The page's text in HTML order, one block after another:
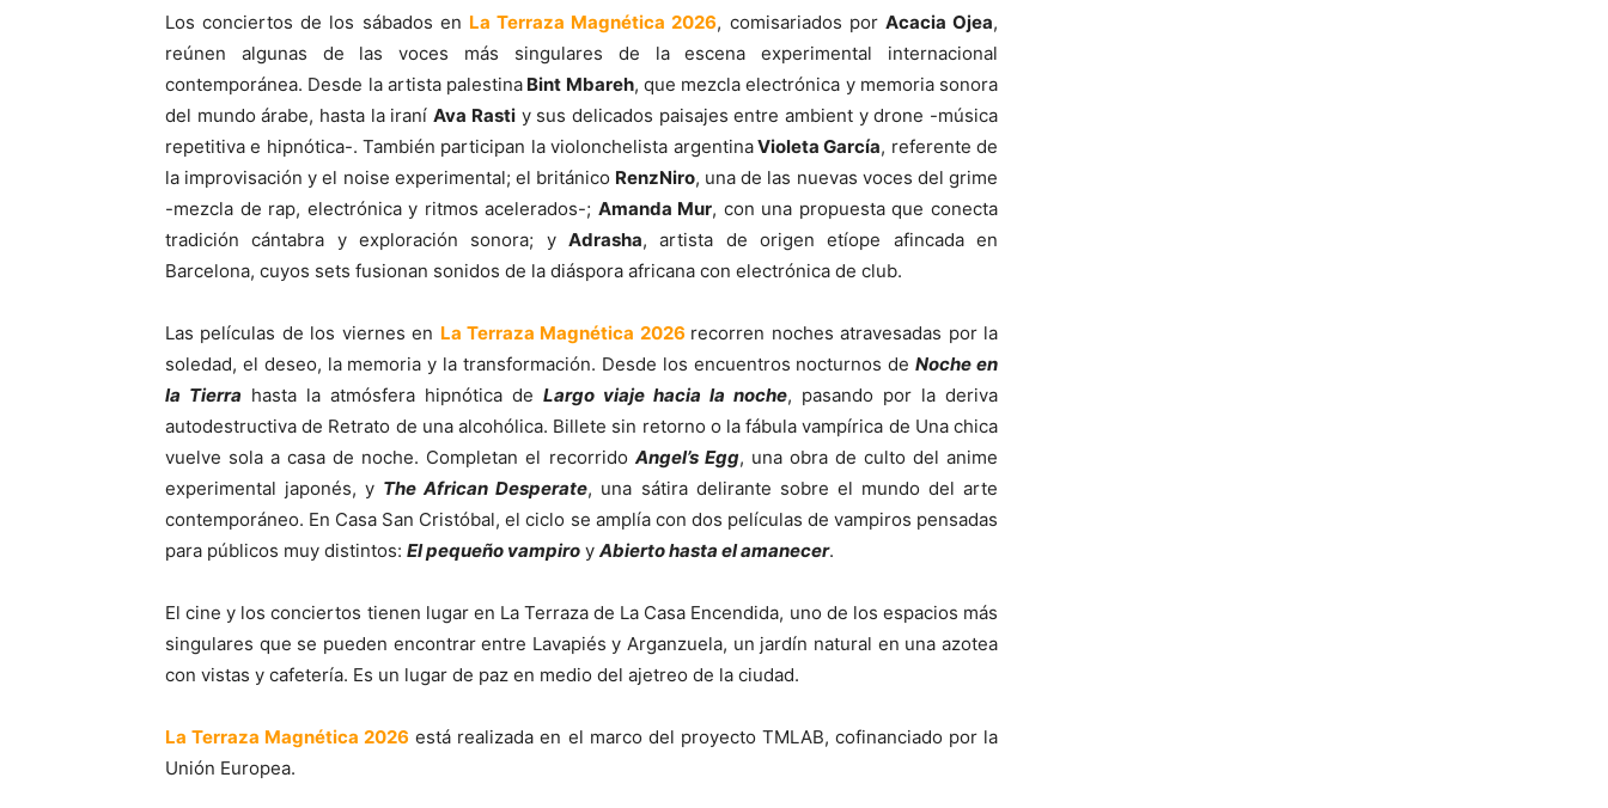
Los conciertos de los sábados en La Terraza Magnética 2026, comisariados por Acacia Ojea,
reúnen algunas de las voces más singulares de la escena experimental internacional
contemporánea. Desde la artista palestina Bint Mbareh, que mezcla electrónica y memoria sonora
del mundo árabe, hasta la iraníAva Rastiy sus delicados paisajes entre ambient y drone -música
repetitiva e hipnótica-. También participan la violonchelista argentinaVioleta García, referente de
la improvisación y el noise experimental; el británico RenzNiro, una de las nuevas voces del grime
-mezcla de rap, electrónica y ritmos acelerados-; Amanda Mur, con una propuesta que conecta
tradición cántabra y exploración sonora; y Adrasha, artista de origen etíope afincada en
Barcelona, cuyos sets fusionan sonidos de la diáspora africana con electrónica de club.
Las películas de los viernes en La Terraza Magnética 2026 recorren noches atravesadas por la
soledad, el deseo, la memoria y la transformación. Desde los encuentros nocturnos deNoche en
la Tierra hasta la atmósfera hipnótica de Largo viaje hacia la noche, pasando por la deriva
autodestructiva de Retrato de una alcohólica. Billete sin retorno o la fábula vampírica de Una chica
vuelve sola a casa de noche. Completan el recorrido Angel’s Egg, una obra de culto del anime
experimental japonés, y The African Desperate, una sátira delirante sobre el mundo del arte
contemporáneo. En Casa San Cristóbal, el ciclo se amplía con dos películas de vampiros pensadas
para públicos muy distintos: El pequeño vampiro y Abierto hasta el amanecer.
El cine y los conciertos tienen lugar en La Terraza de La Casa Encendida, uno de los espacios más
singulares que se pueden encontrar entre Lavapiés y Arganzuela, un jardín natural en una azotea
con vistas y cafetería. Es un lugar de paz en medio del ajetreo de la ciudad.
La Terraza Magnética 2026 está realizada en el marco del proyecto TMLAB, cofinanciado por la
Unión Europea.